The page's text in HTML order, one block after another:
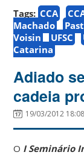
Tags: CCA
Machado
Voisin
UFSC
Catarina
Adiado
cadeia
19/03/2012 18:08
O I Seminário